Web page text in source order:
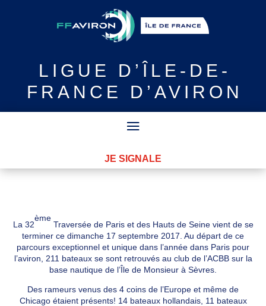
LIGUE
D’ÎLE-DE-
FRANCE D’AVIRON
JE SIGNALE
La 32
ème
Traversée de Paris et des Hauts de Seine vient de se
terminer ce dimanche 17 septembre 2017. Au départ de ce
parcours exceptionnel et unique dans l’année dans Paris pour
l’aviron, 211 bateaux se sont retrouvés au club de l’ACBB sur la
base nautique de l’Île de Monsieur à Sèvres.
Des rameurs venus des 4 coins de l’Europe et même de
Chicago étaient présents! 14 bateaux hollandais, 11 bateaux